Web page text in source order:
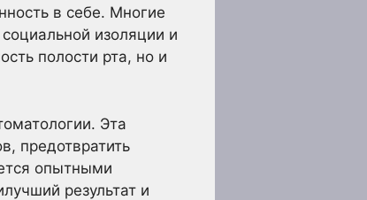
в себе. Многие
изоляции и
полости рта, но и
Эта
предотвратить
опытными
результат и